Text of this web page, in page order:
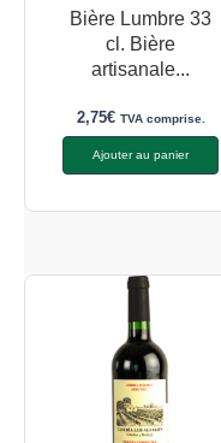
Bière Lumbre 33
cl. Bière
artisanale...
2,75€ TVA comprise.
Ajouter au panier